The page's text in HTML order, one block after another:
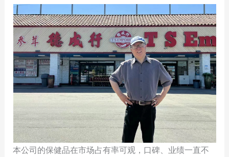
本公司的保健品在市场占有率可观，口碑、业绩一直不